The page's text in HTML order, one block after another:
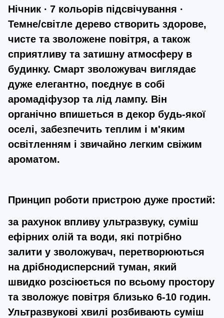
Нічник ∙ 7 кольорів підсвічування ∙
Темне/світле дерево створить здорове,
чисте та зволожене повітря, а також
сприятливу та затишну атмосферу в
будинку. Смарт зволожувач виглядає
дуже елегантно, поєднує в собі
аромадіфузор та лід лампу. Він
органічно впишеться в декор будь-якої
оселі, забезпечить теплим і м'яким
освітленням і звичайно легким свіжим
ароматом.
Принцип роботи пристрою дуже простий:
за рахунок впливу ультразвуку, суміш
ефірних олій та води, які потрібно
залити у зволожувач, перетворюються
на дрібнодисперсний туман, який
швидко розсіюється по всьому простору
та зволожує повітря близько 6-10 годин.
Ультразвукові хвилі розбивають суміш